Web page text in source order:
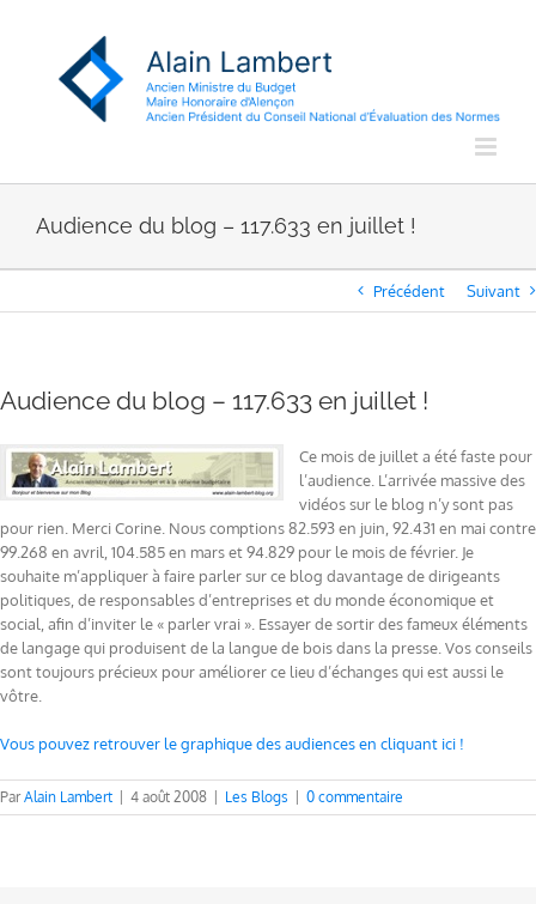
Audience du blog – 117.633 en juillet !
Précédent Suivant
Audience du blog – 117.633 en juillet !
Ce mois de juillet a été faste pour
l’audience. L’arrivée massive des
vidéos sur le blog n’y sont pas
pour rien. Merci Corine. Nous comptions 82.593 en juin, 92.431 en mai contre
99.268 en avril, 104.585 en mars et 94.829 pour le mois de février. Je
souhaite m’appliquer à faire parler sur ce blog davantage de dirigeants
politiques, de responsables d’entreprises et du monde économique et
social, afin d’inviter le « parler vrai ». Essayer de sortir des fameux éléments
de langage qui produisent de la langue de bois dans la presse. Vos conseils
sont toujours précieux pour améliorer ce lieu d’échanges qui est aussi le
vôtre.
Vous pouvez retrouver le graphique des audiences en cliquant ici !
ParAlain Lambert 4 août 2008 Les Blogs 0 commentaire